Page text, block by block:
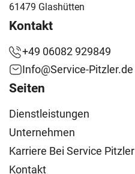
61479 Glashütten
Kontakt
+49 06082 929849
Info@Service-Pitzler.de
Seiten
Dienstleistungen
Unternehmen
Karriere Bei Service Pitzler
Kontakt